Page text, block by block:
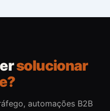
solucionar
automações B2B